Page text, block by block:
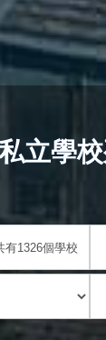
立學
有1326個學校